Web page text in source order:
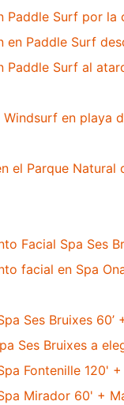
Paddle Surf por la
en Paddle Surf
Paddle Surf al
Windsurf en playa
el Parque Natural
Facial Spa Ses
facial en Spa
Ses Bruixes 60’
Ses Bruixes a
Fontenille 120'
Mirador 60' +